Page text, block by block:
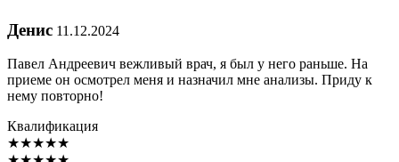
Денис 11.12.2024
Павел Андреевич вежливый врач, я был у него раньше. На
приеме он осмотрел меня и назначил мне анализы. Приду к
нему повторно!
Квалификация
★★★★★